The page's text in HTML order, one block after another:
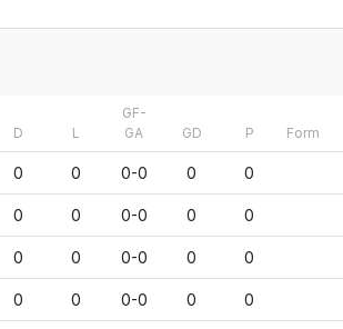
D L
GF-
GA
GD P Form
0 0 0-0 0 0
0 0 0-0 0 0
0 0 0-0 0 0
0 0 0-0 0 0